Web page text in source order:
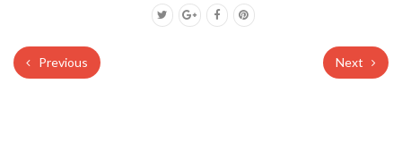
Previous Next